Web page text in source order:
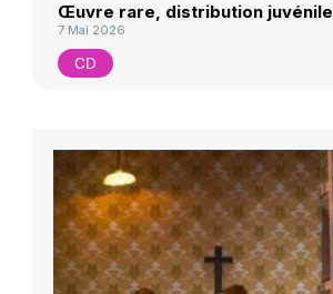
Œuvre rare, distribution juvénile
7 Mai 2026
CD